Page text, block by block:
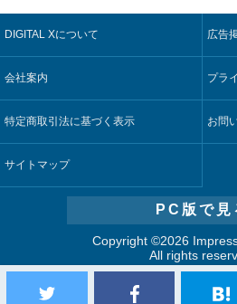
検証
【COMPUTEX 2026：Arm編】
5
製造業の現場の暗黙知を組織横
管理基盤、LIGHTzが提供
回】
製造業の現場の暗黙知を組織横
5
Umios、消費者起点の販売計画
稼働
DIGITAL Xについて 広告
会社案内 プラ
特定商取引法に基づく表示 お問
サイトマップ
PC版で見
Copyright ©2026
All rights